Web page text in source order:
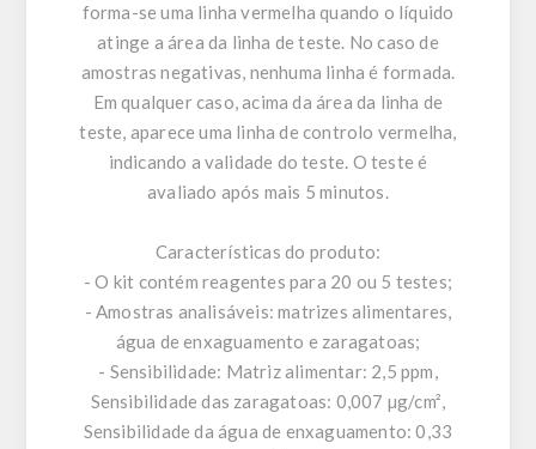
forma-se uma linha vermelha quando o líquido
atinge a área da linha de teste. No caso de
amostras negativas, nenhuma linha é formada.
Em qualquer caso, acima da área da linha de
teste, aparece uma linha de controlo vermelha,
indicando a validade do teste. O teste é
avaliado após mais 5 minutos.
Características do produto:
- O kit contém reagentes para 20 ou 5 testes;
- Amostras analisáveis: matrizes alimentares,
água de enxaguamento e zaragatoas;
- Sensibilidade: Matriz alimentar: 2,5 ppm,
Sensibilidade das zaragatoas: 0,007 µg/cm²,
Sensibilidade da água de enxaguamento: 0,33